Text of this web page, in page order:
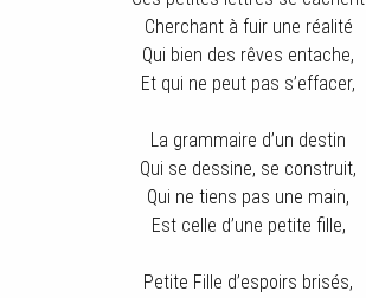
Cherchant à fuir une réalité
Qui bien des rêves entache,
Et qui ne peut pas s’effacer,
La grammaire d’un destin
Qui se dessine, se construit,
Qui ne tiens pas une main,
Est celle d’une petite fille,
Petite Fille d’espoirs brisés,